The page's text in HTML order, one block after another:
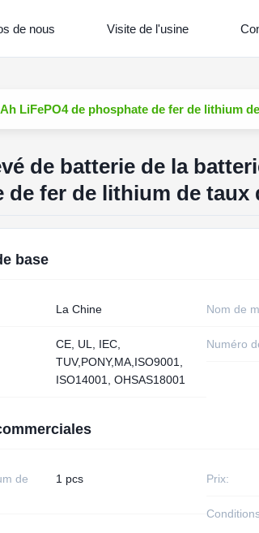
de nous Visite de l'usine
LiFePO4 de phosphate de fer de lithium
de batterie de la
de fer de lithium de taux
base
La Chine Nom de
CE, UL, IEC,
TUV,PONY,MA,ISO9001,
ISO14001, OHSAS18001
Numéro
de
1 pcs Prix: